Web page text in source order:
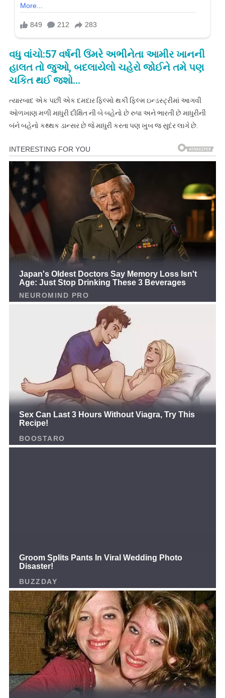
વધુ વાંચો:57 વર્ષની ઉંમરે અભીનેતા આમીર ખાનની
હાલત તો જુઓ, બદલાયેલો ચહેરો જોઈને તમે પણ
ચકિત થઈ જશો…
ત્યારબાદ એક પછી એક દમદાર ફિલ્મો થકી ફિલ્મ ઇન્ડસ્ટ્રીમાં આગવી
ઓળખાણ મળી માધુરી દીક્ષિત ની બે બહેનો છે રુપા અને ભારતી છે માધુરીની
બંને બહેનો કથ્થક ડાન્સર છે જે માધુરી કરતા પણ ખુબ જ સુદંર લાગે છે.